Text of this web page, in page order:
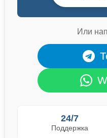
Или
24/7
Поддержка